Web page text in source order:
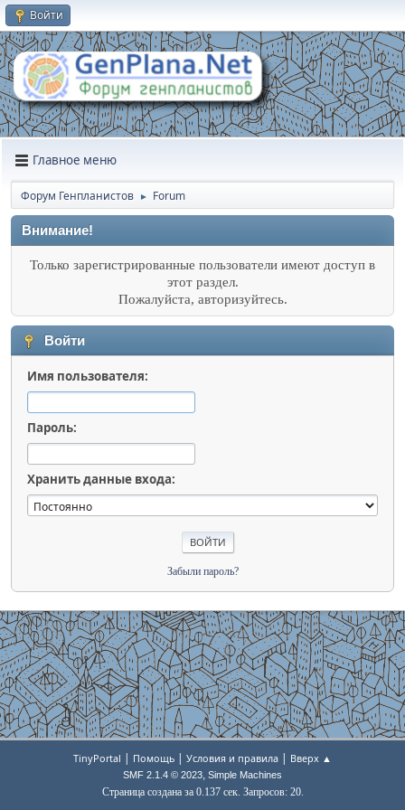
Войти
Главное меню
Форум Генпланистов ► Forum
Внимание!
Только зарегистрированные пользователи имеют доступ в
этот раздел.
Пожалуйста, авторизуйтесь.
Войти
Имя пользователя:
Пароль:
Хранить данные входа:
Забыли пароль?
TinyPortal | Помощь | Условия и правила | Вверх ▲
SMF 2.1.4 © 2023, Simple Machines
Страница создана за 0.137 сек. Запросов: 20.